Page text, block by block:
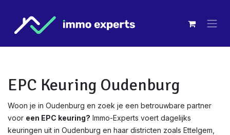
EPC Keuring Oudenburg
Woon je in Oudenburg en zoek je een betrouwbare partner
voor een EPC keuring? Immo-Experts voert dagelijks
keuringen uit in Oudenburg en haar districten zoals Ettelgem,